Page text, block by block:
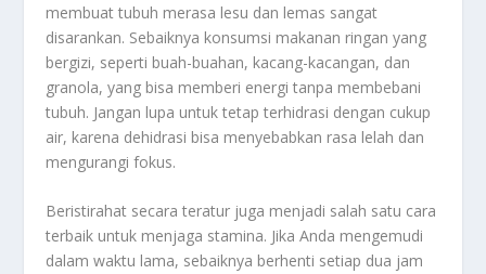
membuat tubuh merasa lesu dan lemas sangat
disarankan. Sebaiknya konsumsi makanan ringan yang
bergizi, seperti buah-buahan, kacang-kacangan, dan
granola, yang bisa memberi energi tanpa membebani
tubuh. Jangan lupa untuk tetap terhidrasi dengan cukup
air, karena dehidrasi bisa menyebabkan rasa lelah dan
mengurangi fokus.
Beristirahat secara teratur juga menjadi salah satu cara
terbaik untuk menjaga stamina. Jika Anda mengemudi
dalam waktu lama, sebaiknya berhenti setiap dua jam